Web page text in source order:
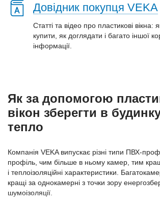
Довідник покупця VEKA
Статті та відео про пластиковi вікна:
купити, як доглядати і багато іншої
інформації.
Як за допомогою
вікон зберегти в
тепло
Компанія VEKA випускає різні типи ПВХ-
профіль, чим більше в ньому камер, тим
і теплоізоляційні характеристики.
кращі за однокамерні з точки зору
шумоізоляції.